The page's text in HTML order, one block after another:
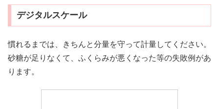
デジタルスケール
慣れるまでは、きちんと分量を守って計量してください。
砂糖が足りなくて、ふくらみが悪くなった等の失敗例があ
ります。